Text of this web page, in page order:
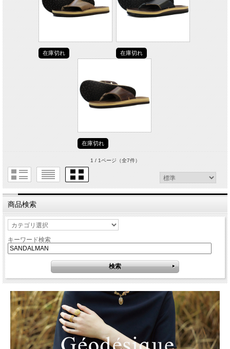
在庫切れ 在庫切れ
在庫切れ
1 / 1ページ（全7件）
商品検索
キーワード検索